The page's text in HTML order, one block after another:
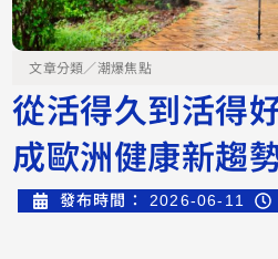
文章分類／潮爆焦點
從活得久到活得
成歐洲健康新趨
發布時間： 2026-06-11